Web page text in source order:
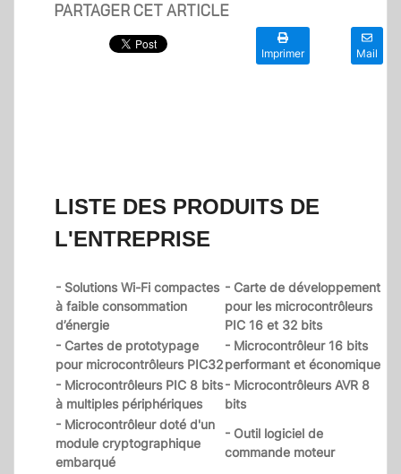
PARTAGER CET ARTICLE
Imprimer Mail
LISTE DES PRODUITS DE
L'ENTREPRISE
- Solutions Wi-Fi compactes
à faible consommation
d’énergie
- Carte de développement
pour les microcontrôleurs
PIC 16 et 32 bits
- Cartes de prototypage
pour microcontrôleurs PIC32
- Microcontrôleur 16 bits
performant et économique
- Microcontrôleurs PIC 8 bits
à multiples périphériques
- Microcontrôleurs AVR 8
bits
- Microcontrôleur doté d'un
module cryptographique
embarqué
- Outil logiciel de
commande moteur